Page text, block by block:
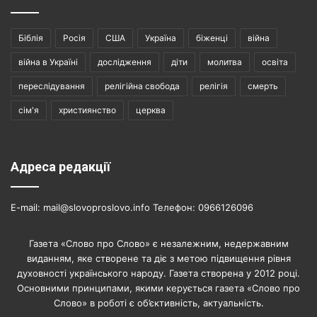
Біблія Росія США Україна біженці війна
війна в Україні дослідження діти молитва освіта
переслідування релігійна свобода релігія смерть
сім'я християнство церква
Адреса редакції
E-mail: mail@slovoproslovo.info Телефон: 0966126096
Газета «Слово про Слово» є незалежним, недержавним
виданням, яке створене та діє з метою підвищення рівня
духовності українського народу. Газета створена у 2012 році.
Основними принципами, якими керується газета «Слово про
Слово» в роботі є об’єктивність, актуальність.